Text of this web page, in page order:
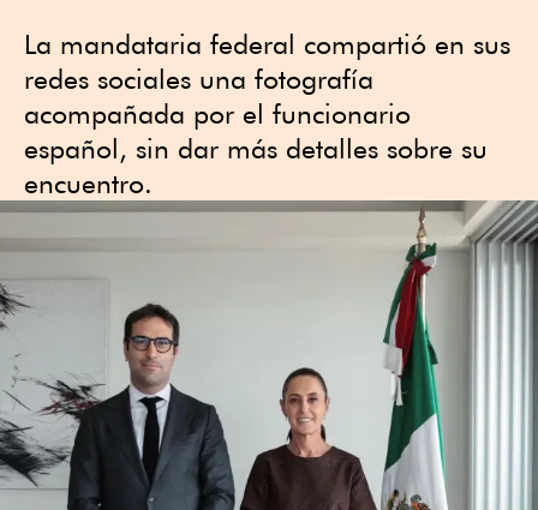
La mandataria federal compartió en sus
redes sociales una fotografía
acompañada por el funcionario
español, sin dar más detalles sobre su
encuentro.